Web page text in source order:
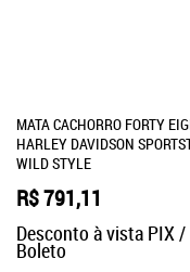
MATA CACHORRO FORTY
HARLEY DAVIDSON
WILD STYLE
R$ 791,11
Desconto à vista PIX /
Boleto